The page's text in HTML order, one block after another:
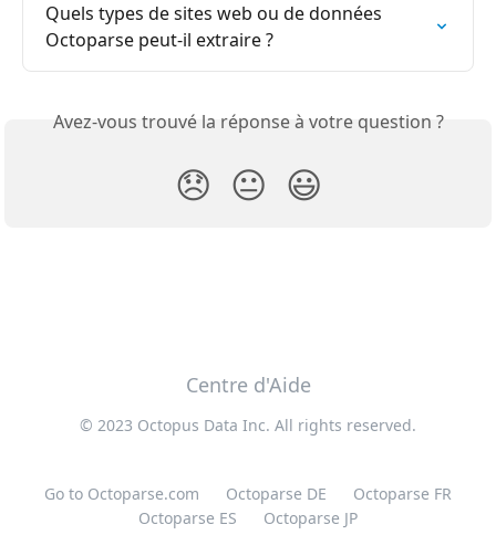
Quels types de sites web ou de données
Octoparse peut-il extraire ?
Avez-vous trouvé la réponse à votre question ?
😞 😐 😃
Centre d'Aide
© 2023 Octopus Data Inc. All rights reserved.
Go to Octoparse.com Octoparse DE
Octoparse FR
Octoparse ES
Octoparse JP